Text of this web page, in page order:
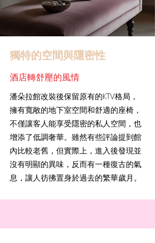
獨特的空間與隱密性
​酒店轉舒壓的風情
潘朵拉館改裝後保留原有的KTV格局，
擁有寬敞的地下室空間和舒適的座椅，
不僅讓客人能享受隱密的私人空間，也
增添了低調奢華。雖然有些評論提到館
內比較老舊，但實際上，進入後發現並
沒有明顯的異味，反而有一種復古的氣
息，讓人彷彿置身於過去的繁華歲月。